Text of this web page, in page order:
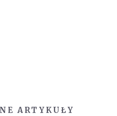
ARTYKUŁY